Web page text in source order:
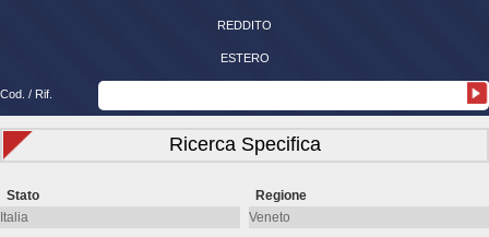
REDDITO
ESTERO
Cod. / Rif.
Ricerca Specifica
Stato Regione